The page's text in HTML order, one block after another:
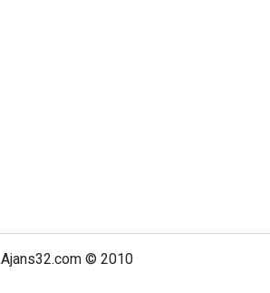
Ajans32.com © 2010